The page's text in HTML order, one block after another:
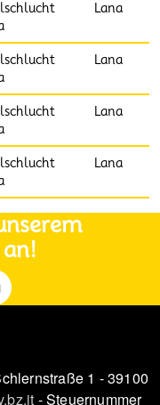
Lana
Lana
Lana
Lana
1 - 39100
- Steuernummer